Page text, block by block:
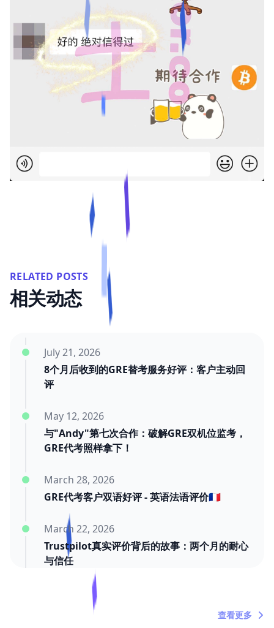
RELATED POSTS
相关动态
8个月后收到的GRE替考服务好评：客户主动回
评
July 21, 2026
与"Andy"第七次合作：破解GRE双机位监考，
GRE代考照样拿下！
May 12, 2026
GRE代考客户双语好评 - 英语法语评价🇫🇷
March 28, 2026
Trustpilot真实评价背后的故事：两个月的耐心
与信任
March 22, 2026
"内塔尼亚胡死了吗？"——关于时间浪费者的定
March 20, 2026
查看更多